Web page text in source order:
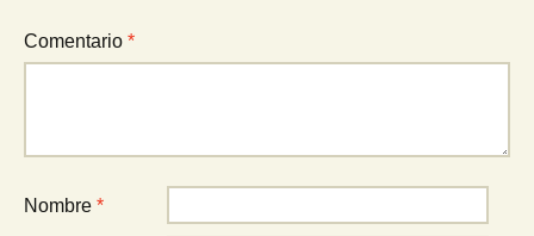
Comentario *
Nombre *